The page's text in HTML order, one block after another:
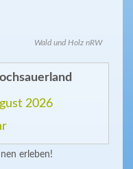
Wald und Holz nRW
2026
erleben!